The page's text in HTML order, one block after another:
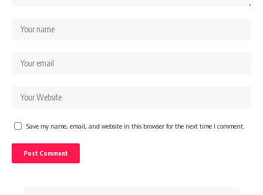
Save my name, email, and website in this browser for the next time I comment.